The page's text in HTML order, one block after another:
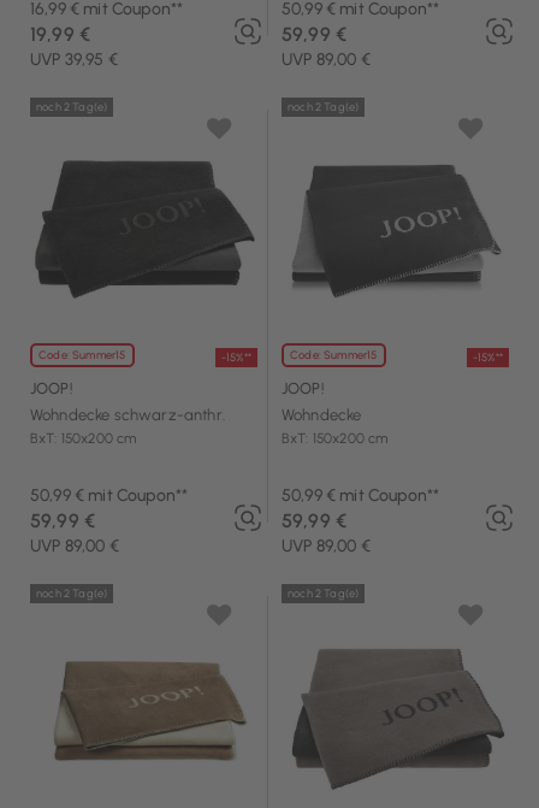
16,99 € mit Coupon**
UVP 39,95 €
19,99 €
50,99 € mit Coupon**
UVP 89,00 €
59,99 €
Code: Summer15 -15%**
noch 2 Tag(e)
JOOP!
Wohndecke schwarz-anthr.
BxT: 150x200 cm
50,99 € mit Coupon**
UVP 89,00 €
59,99 €
Code: Summer15 -15%**
noch 2 Tag(e)
JOOP!
Wohndecke
BxT: 150x200 cm
50,99 € mit Coupon**
UVP 89,00 €
59,99 €
noch 2 Tag(e) noch 2 Tag(e)